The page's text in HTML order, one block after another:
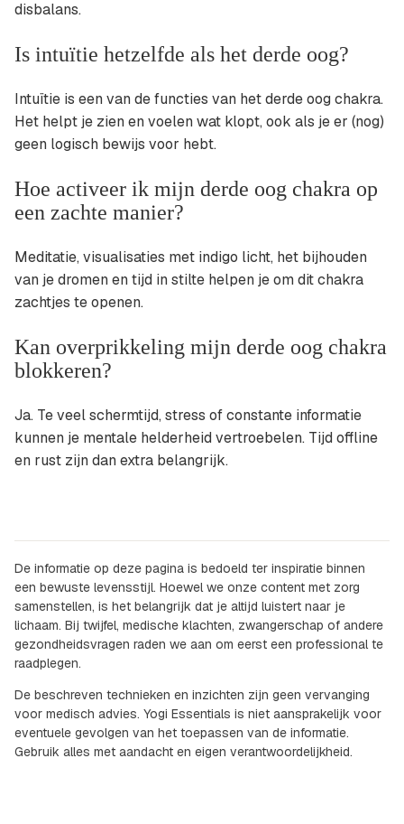
disbalans.
Is intuïtie hetzelfde als het derde oog?
Intuïtie is een van de functies van het derde oog chakra.
Het helpt je zien en voelen wat klopt, ook als je er (nog)
geen logisch bewijs voor hebt.
Hoe activeer ik mijn derde oog chakra op
een zachte manier?
Meditatie, visualisaties met indigo licht, het bijhouden
van je dromen en tijd in stilte helpen je om dit chakra
zachtjes te openen.
Kan overprikkeling mijn derde oog chakra
blokkeren?
Ja. Te veel schermtijd, stress of constante informatie
kunnen je mentale helderheid vertroebelen. Tijd offline
en rust zijn dan extra belangrijk.
De informatie op deze pagina is bedoeld ter inspiratie binnen
een bewuste levensstijl. Hoewel we onze content met zorg
samenstellen, is het belangrijk dat je altijd luistert naar je
lichaam. Bij twijfel, medische klachten, zwangerschap of andere
gezondheidsvragen raden we aan om eerst een professional te
raadplegen.
De beschreven technieken en inzichten zijn geen vervanging
voor medisch advies. Yogi Essentials is niet aansprakelijk voor
eventuele gevolgen van het toepassen van de informatie.
Gebruik alles met aandacht en eigen verantwoordelijkheid.